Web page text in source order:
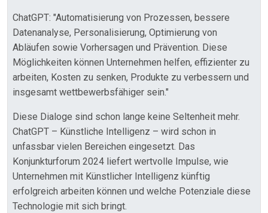
ChatGPT: "Automatisierung von Prozessen, bessere
Datenanalyse, Personalisierung, Optimierung von
Abläufen sowie Vorhersagen und Prävention. Diese
Möglichkeiten können Unternehmen helfen, effizienter zu
arbeiten, Kosten zu senken, Produkte zu verbessern und
insgesamt wettbewerbsfähiger sein."
Diese Dialoge sind schon lange keine Seltenheit mehr.
ChatGPT – Künstliche Intelligenz – wird schon in
unfassbar vielen Bereichen eingesetzt. Das
Konjunkturforum 2024 liefert wertvolle Impulse, wie
Unternehmen mit Künstlicher Intelligenz künftig
erfolgreich arbeiten können und welche Potenziale diese
Technologie mit sich bringt.